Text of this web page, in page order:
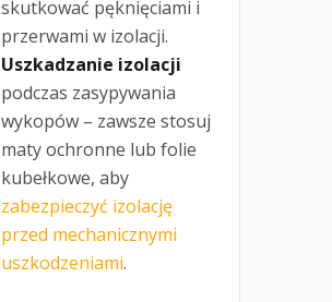
skutkować pęknięciami i
przerwami w izolacji.
Uszkadzanie izolacji
podczas zasypywania
wykopów – zawsze stosuj
maty ochronne lub folie
kubełkowe, aby
zabezpieczyć izolację
przed mechanicznymi
uszkodzeniami.